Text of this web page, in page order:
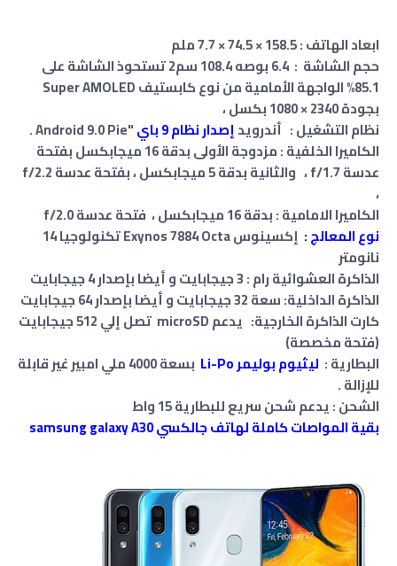
ابعاد الهاتف : 158.5 × 74.5 × 7.7 ملم
حجم الشاشة : 6.4 بوصه 108.4 سم2 تستحوذ الشاشة على
85.1% الواجهة الأمامية من نوع كابستيف Super AMOLED
بجودة 2340 × 1080 بكسل ،
نظام التشغيل : أندرويدإصدار نظام 9 باي
"Android 9.0 Pie .
الكاميرا الخلفية : مزدوجة الأولى بدقة 16 ميجابكسل بفتحة
عدسة f/1.7 ، والثانية بدقة 5 ميجابكسل ، بفتحة عدسة f/2.2
،
الكاميرا الامامية : بدقة 16 ميجابكسل ، فتحة عدسة f/2.0
نوع المعالج :
إكسينوس Exynos 7884 Octa تكنولوجيا 14
نانومتر
الذاكرة العشوائية رام : 3 جيجابايت و أيضا بإصدار 4 جيجابايت
الذاكرة الداخلية: سعة 32 جيجابايت و أيضا بإصدار 64 جيجابايت
كارت الذاكرة الخارجية: يدعم microSD تصل إلي 512 جيجابايت
(فتحة مخصصة)
البطارية : ليثيوم بوليمر Li-Po
بسعة 4000 ملي امبير غير قابلة
للإزالة .
الشحن : يدعم شحن سريع للبطارية 15 واط
بقية المواصات كاملة لهاتف جالكسي samsung galaxy A30